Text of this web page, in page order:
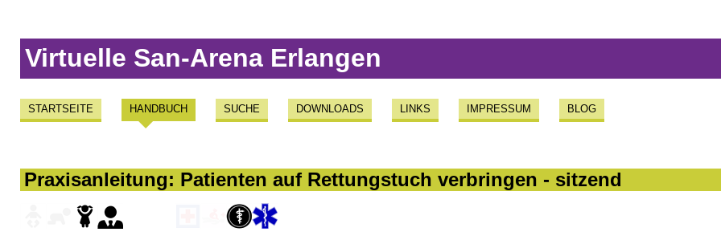
Virtuelle San-Arena Erlangen
STARTSEITE HANDBUCH SUCHE DOWNLOADS LINKS IMPRESSUM BLOG
Praxisanleitung: Patienten auf Rettungstuch verbringen - sitzend